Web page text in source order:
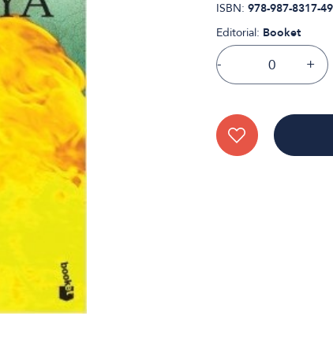
ISBN: 978-987-8317-
Editorial: Booket
- +